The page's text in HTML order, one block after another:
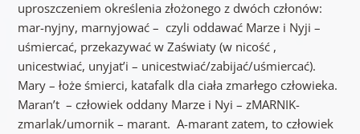
uproszczeniem określenia złożonego z dwóch członów:
mar-nyjny, marnyjować – czyli oddawać Marze i Nyji –
uśmiercać, przekazywać w Zaświaty (w nicość ,
unicestwiać, unyjat’i – unicestwiać/zabijać/uśmiercać).
Mary – łoże śmierci, katafalk dla ciała zmarłego człowieka.
Maran’t – człowiek oddany Marze i Nyi – zMARNIK-
zmarlak/umornik – marant. A-marant zatem, to człowiek